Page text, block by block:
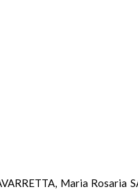
Maria Rosaria